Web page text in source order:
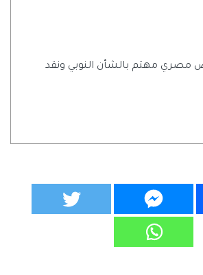
مصري مهتم بالشأن النوبي ونقد